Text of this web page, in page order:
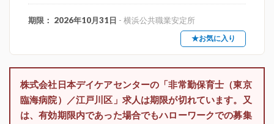
期限： 2026年10月31日 - 横浜公共職業安定所
★お気に入り
株式会社日本デイケアセンターの「非常勤保育士（東京
臨海病院）／江戸川区」求人は期限が切れています。又
は、有効期限内であった場合でもハローワークでの募集